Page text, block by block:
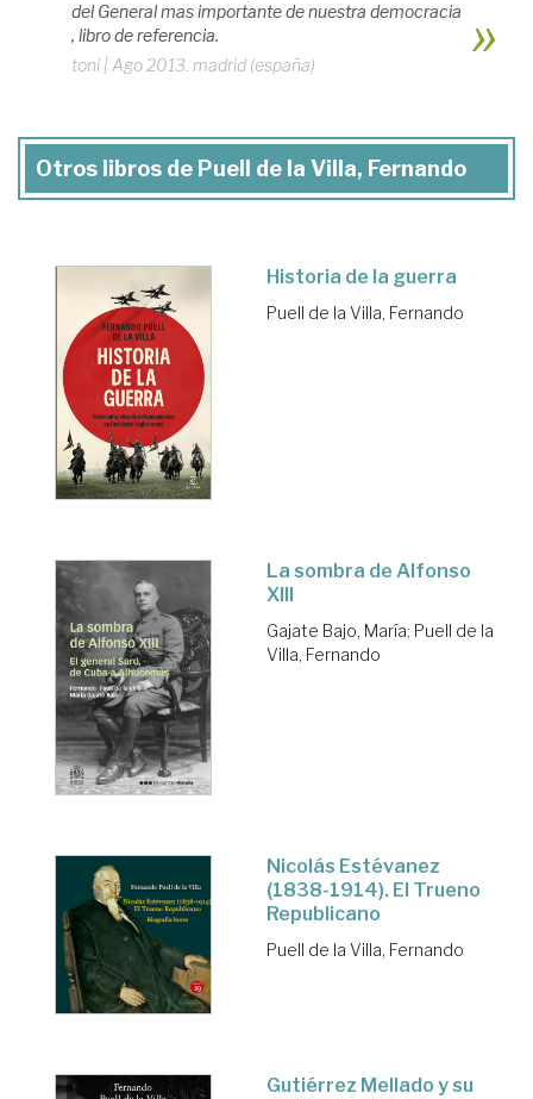
del General mas importante de nuestra democracia
, libro de referencia.
toni | Ago 2013. madrid (españa)
Otros libros de Puell de la Villa, Fernando
Historia de la guerra
Puell de la Villa, Fernando
La sombra de Alfonso
XIII
Gajate Bajo, María; Puell de la
Villa, Fernando
Nicolás Estévanez
(1838-1914). El Trueno
Republicano
Puell de la Villa, Fernando
Gutiérrez Mellado y su